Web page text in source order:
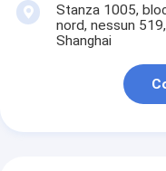
Stanza 1005,
nord, nessun
Shanghai